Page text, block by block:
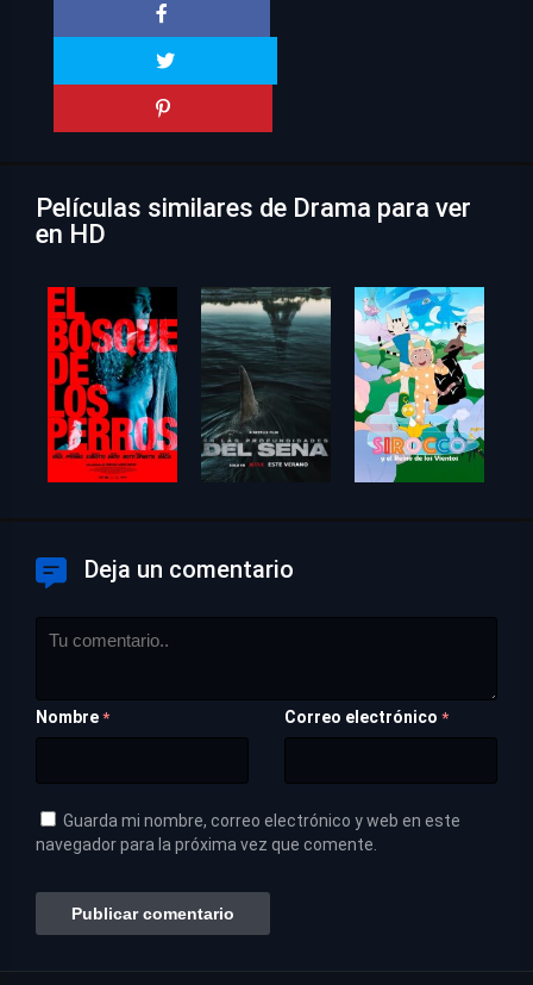
Películas similares de Drama para ver
en HD
Deja un comentario
Nombre * Correo electrónico *
Guarda mi nombre, correo electrónico y web en este
navegador para la próxima vez que comente.